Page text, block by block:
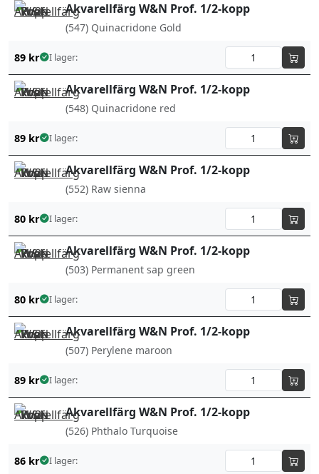
Akvarellfärg W&N Prof. 1/2-kopp
(547) Quinacridone Gold
89 kr I lager:
Akvarellfärg W&N Prof. 1/2-kopp
(548) Quinacridone red
89 kr I lager:
Akvarellfärg W&N Prof. 1/2-kopp
(552) Raw sienna
80 kr I lager:
Akvarellfärg W&N Prof. 1/2-kopp
(503) Permanent sap green
80 kr I lager:
Akvarellfärg W&N Prof. 1/2-kopp
(507) Perylene maroon
89 kr I lager:
Akvarellfärg W&N Prof. 1/2-kopp
(526) Phthalo Turquoise
86 kr I lager: